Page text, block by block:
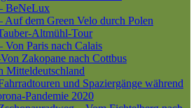
BeNeLux
Auf dem Green Velo durch Polen
Altmühl-Tour
Von Paris nach Calais
Zakopane nach Cottbus
Mitteldeutschland
und Spaziergänge während
Pandemie 2020